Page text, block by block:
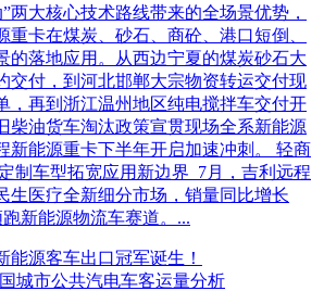
两大核心技术路线带来的全场景优势，
重卡在煤炭、砂石、商砼、港口短倒、
的落地应用。从西边宁夏的煤炭砂石大
交付，到河北邯郸大宗物资转运交付现
，再到浙江温州地区纯电搅拌车交付开
柴油货车淘汰政策宣贯现场全系新能源
新能源重卡下半年开启加速冲刺。 轻商
制车型拓宽应用新边界 7月，吉利远程
生医疗全新细分市场，销量同比增长
新能源物流车赛道。...
能源客车出口冠军诞生！
城市公共汽电车客运量分析